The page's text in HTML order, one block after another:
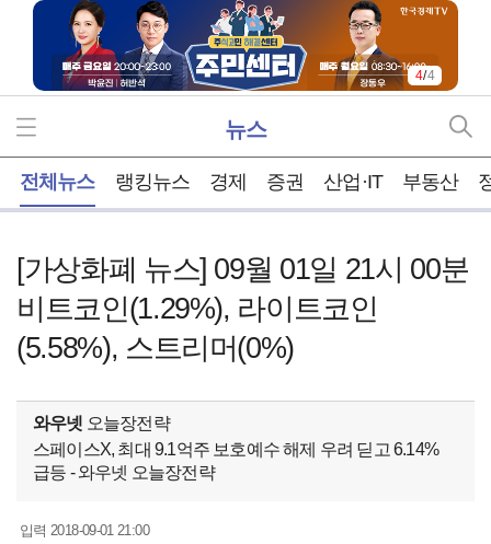
1/4
뉴스
전체뉴스 랭킹뉴스 경제 증권 산업·IT 부동산
[가상화폐 뉴스] 09월 01일 21시 00분
비트코인(1.29%), 라이트코인
(5.58%), 스트리머(0%)
와우넷 오늘장전략
스페이스X, 최대 9.1억주 보호예수 해제 우려 딛고 6.14%
급등 - 와우넷 오늘장전략
입력 2018-09-01 21:00